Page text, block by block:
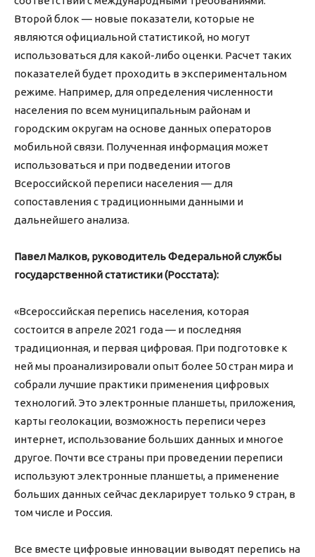
Второй блок — новые показатели, которые не
являются официальной статистикой, но могут
использоваться для какой-либо оценки. Расчет таких
показателей будет проходить в экспериментальном
режиме. Например, для определения численности
населения по всем муниципальным районам и
городским округам на основе данных операторов
мобильной связи. Полученная информация может
использоваться и при подведении итогов
Всероссийской переписи населения — для
сопоставления с традиционными данными и
дальнейшего анализа.
Павел Малков, руководитель Федеральной службы
государственной статистики (Росстата):
«Всероссийская перепись населения, которая
состоится в апреле 2021 года — и последняя
традиционная, и первая цифровая. При подготовке к
ней мы проанализировали опыт более 50 стран мира и
собрали лучшие практики применения цифровых
технологий. Это электронные планшеты, приложения,
карты геолокации, возможность переписи через
интернет, использование больших данных и многое
другое. Почти все страны при проведении переписи
используют электронные планшеты, а применение
больших данных сейчас декларирует только 9 стран, в
том числе и Россия.
Все вместе цифровые инновации выводят перепись на